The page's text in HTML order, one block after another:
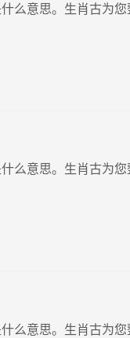
么意思。生肖古为您
么意思。生肖古为您
么意思。生肖古为您